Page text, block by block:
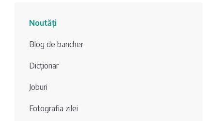
bancher
Joburi
Depozite
Comerțbank
Energbank
întrebare?
Noutăți
Blog de bancher
Dicționar
Joburi
Fotografia zilei